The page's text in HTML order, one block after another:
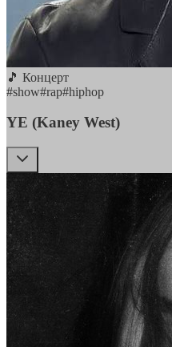
🎵 Концерт
#show#rap#hiphop
YE (Kaney West)